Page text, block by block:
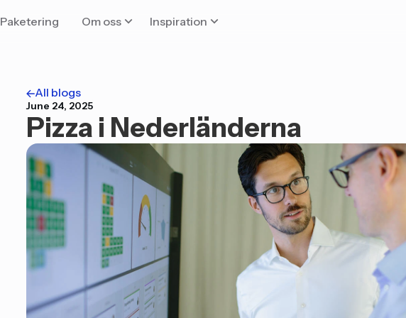
Paketering Om oss Inspiration
All blogs
June 24, 2025
Pizza i Nederländerna